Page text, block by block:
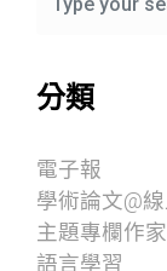
分類
電子報
學術論文@
主題專欄作
語言學習